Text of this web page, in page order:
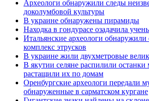
Археологи обнаружили следы
доколумбовой культуры
В украине обнаружены пирамиды
Находка в гондурасе озадачила
Итальянские археологи
комплекс этрусков
В украине жили двухметровые
В якутии селяне распилили останки
растащили их по домам
Оренбургские археологи передали
обнаруженные в сарматском кургане